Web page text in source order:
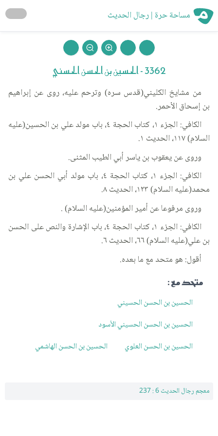
مساحة حرة | رجال الحديث
3362 - الحسين بن الحسن الحسني
من مشايخ الكليني(قدس سره) وترحم عليه، روى عن إبراهيم
بن إسحاق الأحمر.
الكافي: الجزء ١، كتاب الحجة ٤، باب مولد علي بن الحسين(عليه
السلام) ١١٧، الحديث ١.
وروى عن يعقوب بن ياسر أبي الطيب المثنى.
الكافي: الجزء ١، كتاب الحجة ٤، باب مولد أبي الحسن علي بن
محمد(عليه السلام) ١٢٣، الحديث ٨.
وروى مرفوعا عن أمير المؤمنين(عليه السلام) .
الكافي: الجزء ١، كتاب الحجة ٤، باب الإشارة والنص على الحسن
بن علي(عليه السلام) ٦٦، الحديث ٦.
أقول: هو متحد مع ما بعده.
متحد مع :
الحسين بن الحسن الحسيني
الحسين بن الحسن الحسيني الأسود
الحسين بن الحسن العلوي
الحسين بن الحسن الهاشمي
معجم رجال الحديث 6 : 237